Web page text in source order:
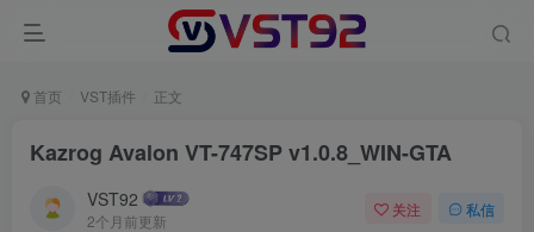
首页 VST插件 正文
Kazrog Avalon VT-747SP v1.0.8_WIN-GTA
VST92
2个月前更新
关注 私信